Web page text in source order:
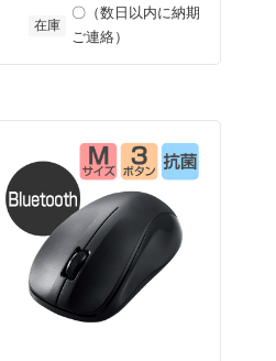
在庫
〇（数日以内に納期
ご連絡）